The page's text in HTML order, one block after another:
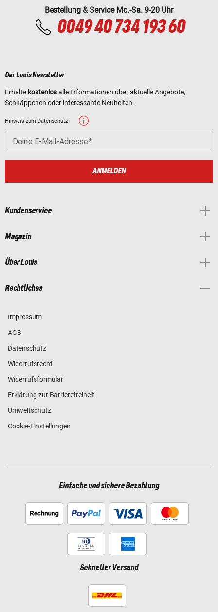
Bestellung & Service Mo.-Sa. 9-20 Uhr
0049 40 734 193 60
Der Louis Newsletter
Erhalte kostenlosalle Informationen über aktuelle Angebote,
Schnäppchen oder interessante Neuheiten.
Hinweis zum Datenschutz
Deine E-Mail-Adresse
ANMELDEN
Kundenservice
Magazin
Über Louis
Rechtliches
Impressum
AGB
Datenschutz
Widerrufsrecht
Widerrufsformular
Erklärung zur Barrierefreiheit
Umweltschutz
Cookie-Einstellungen
Einfache und sichere Bezahlung
Schneller Versand